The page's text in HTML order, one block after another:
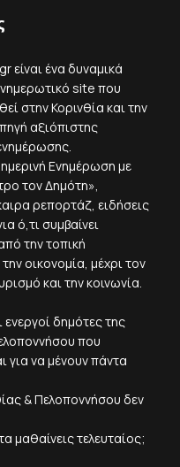
είναι ένα δυναμικά
site που
στην Κορινθία και την
αξιόπιστης
Ενημέρωση με
τον Δημότη»,
ρεπορτάζ, ειδήσεις
ό,τι συμβαίνει
την τοπική
οικονομία, μέχρι τον
και την κοινωνία.
ενεργοί δημότες της
που
για να μένουν πάντα
& Πελοποννήσου δεν
μαθαίνεις τελευταίος;